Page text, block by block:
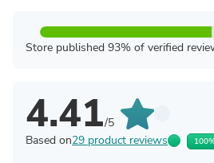
Store published 93% of verified
4.41/5
Based on29 product reviews